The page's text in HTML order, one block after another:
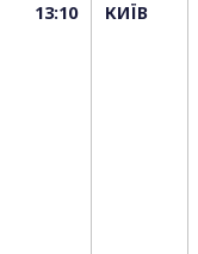
13:10
КИЇВ